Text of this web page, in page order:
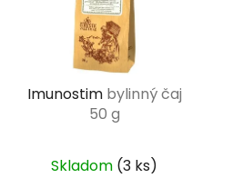
Imunostim bylinný čaj
50 g
Skladom (3 ks)